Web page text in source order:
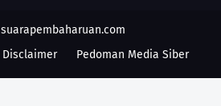
suarapembaharuan.com
Disclaimer Pedoman Media Siber